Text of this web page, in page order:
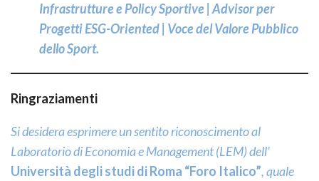
Infrastrutture e Policy Sportive | Advisor per
Progetti ESG-Oriented | Voce del Valore Pubblico
dello Sport.
Ringraziamenti
Si desidera esprimere un sentito riconoscimento al
Laboratorio di Economia e Management (LEM) dell’
Università degli studi di Roma “Foro Italico”, quale